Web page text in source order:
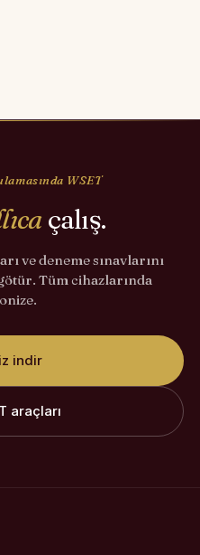
WSET
çalış.
ve deneme sınavlarını
Tüm cihazlarında
indir
araçları